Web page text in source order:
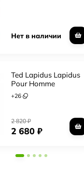
базы
флакон, часто
обычно
— запечатанный
Нет в наличии
Ted Lapidus Lapidus
Pour Homme
+26
2 820₽
2 680₽